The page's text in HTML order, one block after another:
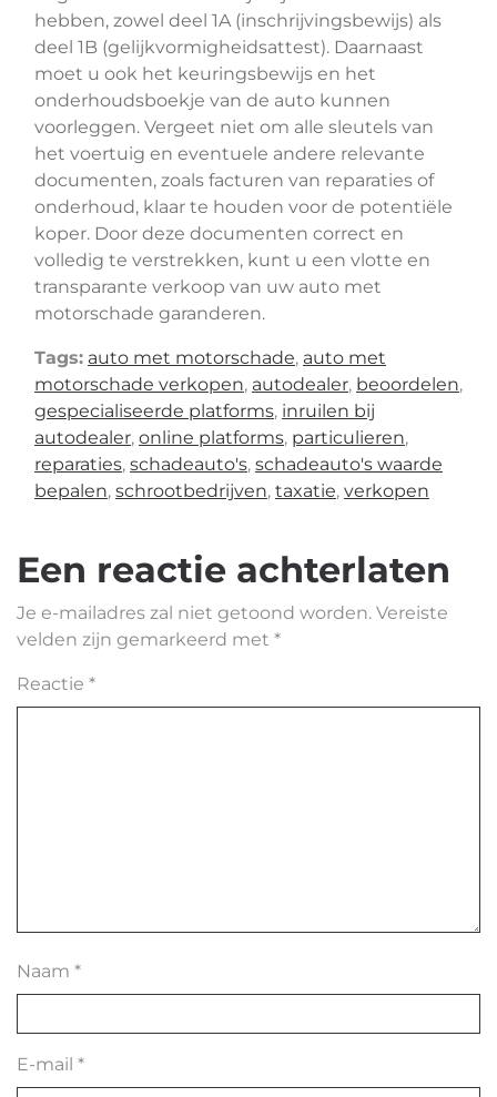
hebben, zowel deel 1A (inschrijvingsbewijs) als
deel 1B (gelijkvormigheidsattest). Daarnaast
moet u ook het keuringsbewijs en het
onderhoudsboekje van de auto kunnen
voorleggen. Vergeet niet om alle sleutels van
het voertuig en eventuele andere relevante
documenten, zoals facturen van reparaties of
onderhoud, klaar te houden voor de potentiële
koper. Door deze documenten correct en
volledig te verstrekken, kunt u een vlotte en
transparante verkoop van uw auto met
motorschade garanderen.
Tags: auto met motorschade, auto met
motorschade verkopen, autodealer, beoordelen,
gespecialiseerde platforms, inruilen bij
autodealer, online platforms, particulieren,
reparaties, schadeauto's, schadeauto's waarde
bepalen, schrootbedrijven, taxatie, verkopen
Een reactie achterlaten
Je e-mailadres zal niet getoond worden. Vereiste
velden zijn gemarkeerd met *
Reactie *
Naam *
E-mail *